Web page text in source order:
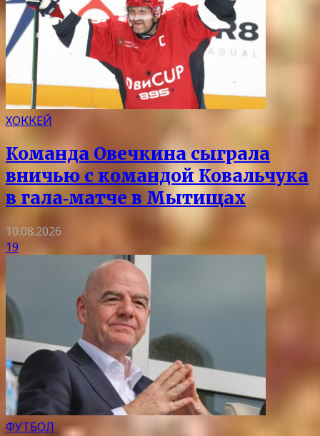
ХОККЕЙ
Команда Овечкина сыграла
вничью с командой Ковальчука
в гала‑матче в Мытищах
10.08.2026
19
ФУТБОЛ